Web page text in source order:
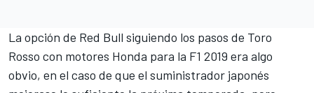
La opción de Red Bull siguiendo los pasos de Toro
Rosso con motores Honda para la F1 2019 era algo
obvio, en el caso de que el suministrador japonés